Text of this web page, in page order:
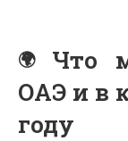
Что
ОАЭ и в
году